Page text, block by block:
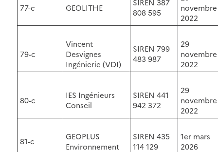
77-c GEOLITHE
808 595
novembre
2022
79-c
Vincent
Desvignes
Ingénierie (VDI)
SIREN 799
483 987
29
novembre
2022
80-c
IES Ingénieurs
Conseil
SIREN 441
942 372
29
novembre
2022
81-c
GEOPLUS
Environnement
SIREN 435
114 129
1er mars
2026